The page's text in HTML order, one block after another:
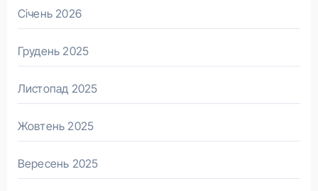
Січень 2026
Грудень 2025
Листопад 2025
Жовтень 2025
Вересень 2025